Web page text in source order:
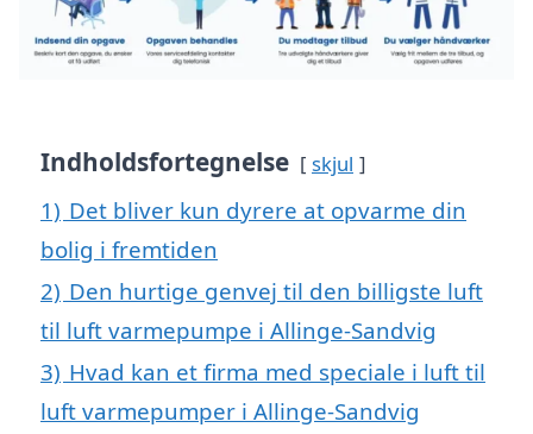
Indholdsfortegnelse skjul
1) Det bliver kun dyrere at opvarme din
bolig i fremtiden
2) Den hurtige genvej til den billigste luft
til luft varmepumpe i Allinge-Sandvig
3) Hvad kan et firma med speciale i luft til
luft varmepumper i Allinge-Sandvig